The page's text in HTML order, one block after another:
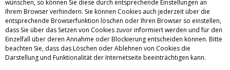
wünschen, so können Sie diese durch entsprechende Einstellungen an
Ihrem Browser verhindern. Sie können Cookies auch jederzeit über die
entsprechende Browserfunktion löschen oder Ihren Browser so einstellen,
dass Sie über das Setzen von Cookies zuvor informiert werden und für den
Einzelfall über deren Annahme oder Blockierung entscheiden können. Bitte
beachten Sie, dass das Löschen oder Ablehnen von Cookies die
Darstellung und Funktionalität der Internetseite beeinträchtigen kann.